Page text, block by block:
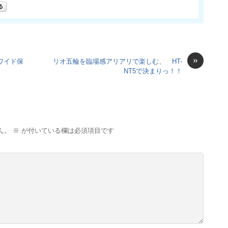
イド保 »
リオ五輪を臨場感アリアリで楽しむ、 HT-
NT5で決まりっ！！
※ が付いている欄は必須項目です